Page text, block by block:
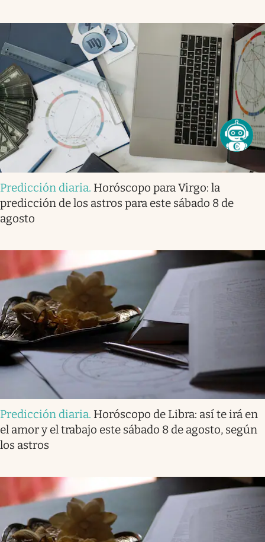
Predicción diaria. Horóscopo para Virgo: la
predicción de los astros para este sábado 8 de
agosto
Predicción diaria. Horóscopo de Libra: así te irá en
el amor y el trabajo este sábado 8 de agosto, según
los astros